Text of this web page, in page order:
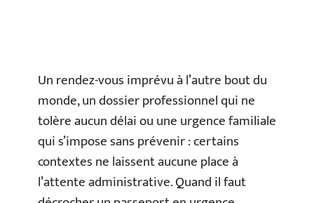
Un rendez-vous imprévu à l’autre bout du
monde, un dossier professionnel qui ne
tolère aucun délai ou une urgence familiale
qui s’impose sans prévenir : certains
contextes ne laissent aucune place à
l’attente administrative. Quand il faut